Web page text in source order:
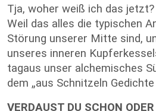
Tja, woher weiß ich das
Weil das alles die typischen
Störung unserer Mitte sind,
unseres inneren
tagaus unser alchemisches
dem „aus Schnitzeln
VERDAUST DU SCHON